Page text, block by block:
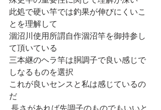
此処で硬い竿では釣果が伸びにくいこ
とを理解して
涸沼川使用所謂自作涸沼竿を御持参し
て頂いている
三本継のヘラ竿は胴調子で良い感じで
しなるものを選択
これが良いセンスと私は感じているの
だ